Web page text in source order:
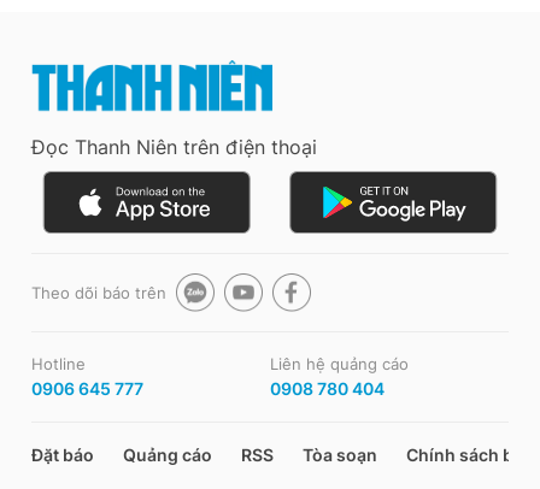
Đọc Thanh Niên trên điện thoại
Theo dõi báo trên
Hotline
0906 645 777
Liên hệ quảng cáo
0908 780 404
Đặt báo Quảng cáo RSS Tòa soạn Chính sách bảo